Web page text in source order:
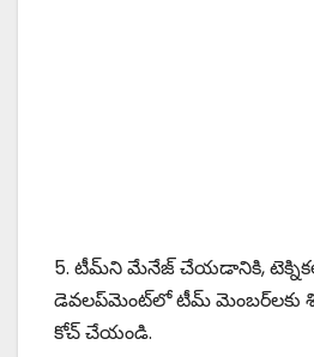
5. టీమ్‌ని మేనేజ్ చేయడానికి,
డెవలప్‌మెంట్‌లో టీమ్ మెంబర్‌లకు
కోచ్ చేయండి.